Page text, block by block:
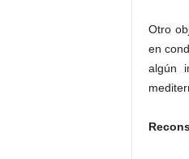
Otro
en
algún